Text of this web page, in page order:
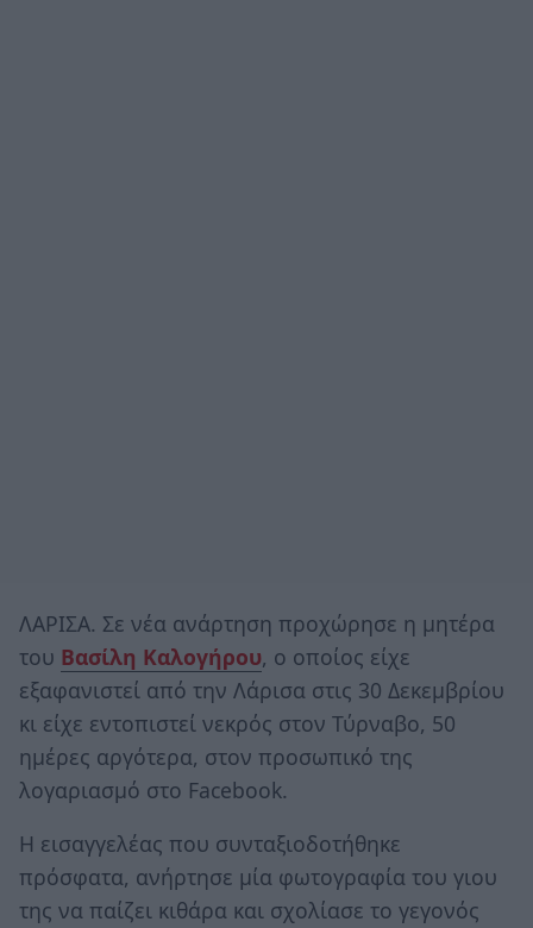
ΛΑΡΙΣΑ. Σε νέα ανάρτηση προχώρησε η μητέρα
του Βασίλη Καλογήρου, ο οποίος είχε
εξαφανιστεί από την Λάρισα στις 30 Δεκεμβρίου
κι είχε εντοπιστεί νεκρός στον Τύρναβο, 50
ημέρες αργότερα, στον προσωπικό της
λογαριασμό στο Facebook.
Η εισαγγελέας που συνταξιοδοτήθηκε
πρόσφατα, ανήρτησε μία φωτογραφία του γιου
της να παίζει κιθάρα και σχολίασε το γεγονός